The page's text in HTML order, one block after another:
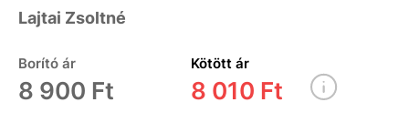
Lajtai Zsoltné
Borító ár
8 900 Ft
Kötött ár
8 010 Ft